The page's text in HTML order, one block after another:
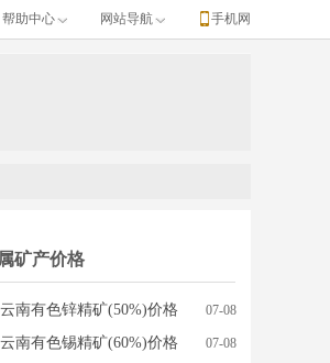
帮助中心 网站导航 手机网
等完整行情数据。
矿产价格
南有色锌精矿(50%)价格
07-08
南有色锡精矿(60%)价格
07-08